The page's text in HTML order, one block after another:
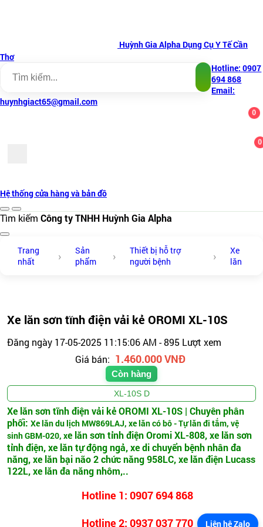
Huỳnh Gia Alpha Dụng Cụ Y Tế Cần
Thơ
Hotline: 0907
694 868
Email:
huynhgiact65@gmail.com
0
Hệ thống cửa hàng và bản đồ
0
Tìm kiếm Công ty TNHH Huỳnh Gia Alpha
Trang
nhất
Sản
phẩm
Thiết bị hỗ trợ
người bệnh
Xe
lăn
Xe lăn sơn tĩnh điện vải kẻ OROMI XL-10S
Đăng ngày 17-05-2025 11:15:06 AM - 895 Lượt xem
Giá bán: 1.460.000 VNĐ
Còn hàng
XL-10S D
Xe lăn sơn tĩnh điện vải kẻ OROMI XL-10S​ | Chuyên phân
phối: Xe lăn du lịch MW869LAJ, xe lăn có bô - Tự lăn đi tắm, vệ
sinh GBM-020, xe lăn sơn tỉnh điện Oromi XL-808, xe lăn sơn
tỉnh điện, xe lăn tự động ngả, xe di chuyển bệnh nhân đa
năng, xe lăn bại não 2 chức năng 958LC, xe lăn điện Lucass
122L, xe lăn đa năng nhôm,..
Hotline 1: 0907 694 868
Hotline 2: 0937 037 770
Liện hệ Zalo